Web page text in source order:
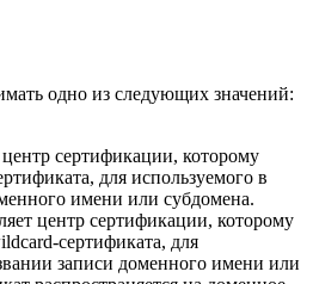
одно из следующих значений:
сертификации, которому
для используемого в
имени или субдомена.
центр сертификации, которому
сертификата, для
записи доменного имени или